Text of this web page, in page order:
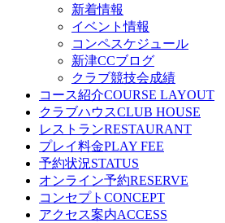
新着情報
イベント情報
コンペスケジュール
新津CCブログ
クラブ競技会成績
コース紹介COURSE LAYOUT
クラブハウスCLUB HOUSE
レストランRESTAURANT
プレイ料金PLAY FEE
予約状況STATUS
オンライン予約RESERVE
コンセプト CONCEPT
アクセス案内ACCESS